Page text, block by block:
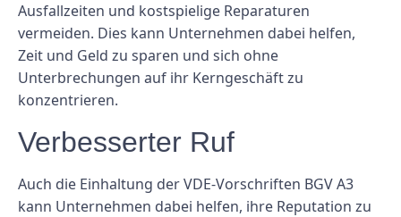
Ausfallzeiten und kostspielige Reparaturen
vermeiden. Dies kann Unternehmen dabei helfen,
Zeit und Geld zu sparen und sich ohne
Unterbrechungen auf ihr Kerngeschäft zu
konzentrieren.
Verbesserter Ruf
Auch die Einhaltung der VDE-Vorschriften BGV A3
kann Unternehmen dabei helfen, ihre Reputation zu